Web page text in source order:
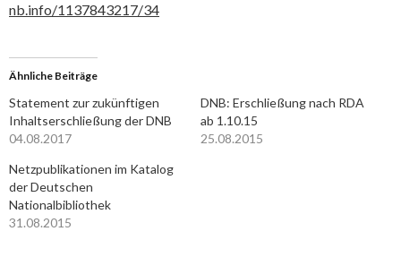
nb.info/1137843217/34
Ähnliche Beiträge
Statement zur zukünftigen
Inhaltserschließung der DNB
04.08.2017
DNB: Erschließung nach RDA
ab 1.10.15
25.08.2015
Netzpublikationen im Katalog
der Deutschen
Nationalbibliothek
31.08.2015